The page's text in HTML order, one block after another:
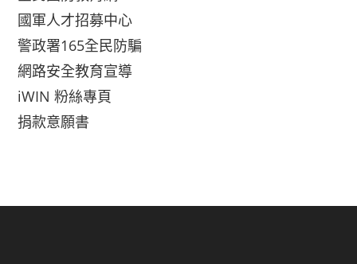
國軍人才招募中心
警政署165全民防騙
網路安全教育宣導
iWIN 粉絲專頁
捐款意願書